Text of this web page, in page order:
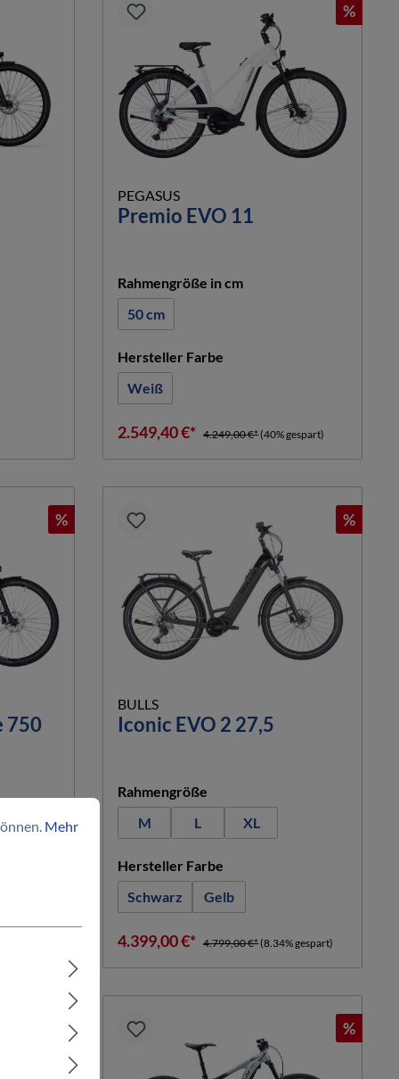
%
PEGASUS
Premio EVO 11
Rahmengröße in cmauswählen
50 cm
Hersteller Farbe
Weiß
2.549,40 €* 4.249,00 €*(40% gespart)
%
750
%
BULLS
Iconic EVO 2 27,5
Rahmengröße
M
L (Diese Option ist zurzeit nicht
XL
Hersteller Farbe
Schwarz
Gelb
4.399,00 €* 4.799,00 €*(8.34% gespart)
%
Mehr